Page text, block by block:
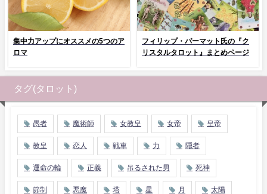
集中力アップにオススメの5つのア
ロマ
フィリップ・パーマット氏の『ク
リスタルタロット』まとめページ
タグ(タロット)
愚者 魔術師 女教皇 女帝 皇帝
教皇 恋人 戦車 力 隠者
運命の輪 正義 吊るされた男 死神
節制 悪魔 塔 星 月 太陽